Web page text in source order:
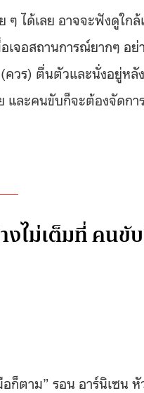
ได้เลย อาจจะฟังดูใกล้
จอสถานการณ์ยากๆ อย่
วร) ตื่นตัวและนั่งอยู่หลั
และคนขับก็จะต้องจัดกา
งไม่เต็มที่ คน
ตาม” รอน อาร์นิเซน